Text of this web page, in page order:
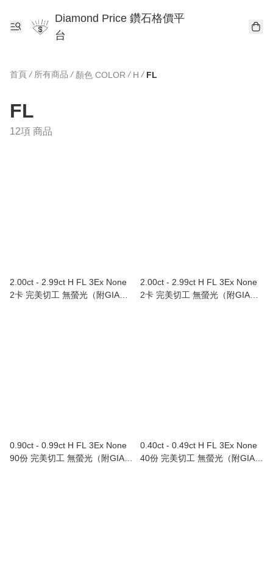
Diamond Price 鑽石格價平
台
首頁 / 所有商品 / 顏色 COLOR / H / FL
FL
12項 商品
2.00ct - 2.99ct H FL 3Ex None
2卡 完美切工 無螢光（附GIA證
2.00ct - 2.99ct H FL 3Ex None
2卡 完美切工 無螢光（附GIA證
0.90ct - 0.99ct H FL 3Ex None
90份 完美切工 無螢光（附GIA證
0.40ct - 0.49ct H FL 3Ex None
40份 完美切工 無螢光（附GIA證